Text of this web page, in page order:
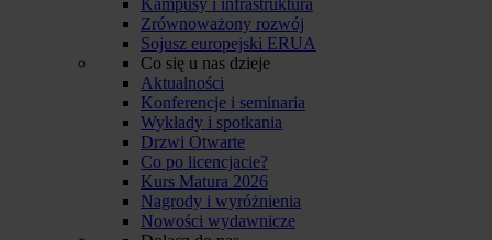
Zrównoważony rozwój
Sojusz europejski ERUA
Co się u nas dzieje
Aktualności
Konferencje i seminaria
Wykłady i spotkania
Drzwi Otwarte
Co po licencjacie?
Kurs Matura 2026
Nagrody i wyróżnienia
Nowości wydawnicze